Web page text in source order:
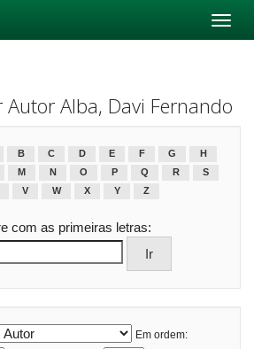
Alba, Davi Fernando
B C D E F G
H
M N O P Q R
S
V W X Y Z
com as primeiras letras:
Em ordem: